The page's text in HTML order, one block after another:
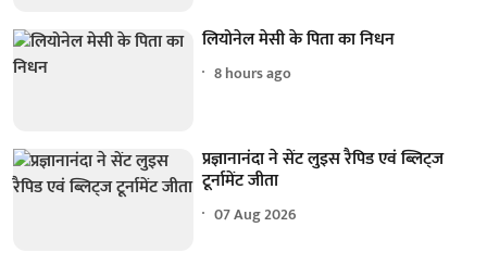
लियोनेल मेसी के पिता का निधन
8 hours ago
प्रज्ञानानंदा ने सेंट लुइस रैपिड एवं ब्लिट्ज
टूर्नामेंट जीता
07 Aug 2026